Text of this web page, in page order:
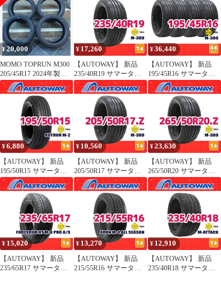
タイヤ オートウェイ
チ 2本セット 夏タイヤ
オートウェイ
タイヤ オートウェイ
¥20,000
MOMO TOPRUN M300
205/45R17 2024年製サ
マータイヤ
¥ 17,260
【AUTOWAY】 新品
235/40R19 サマータイ
ヤ MOMO Tires M-300
19インチ １本売り 夏タ
イヤ オートウェイ
¥36,440
【AUTOWAY】 新品
195/45R16 サマータイ
ヤ MOMO Tires M-300
16インチ 4本セット 夏
タイヤ オートウェイ
¥6,880
【AUTOWAY】 新品
195/50R15 サマータイ
ヤ MOMO Tires
OUTRUN M-2 15インチ
１本売り 夏タイヤ オー
トウェイ
¥ 10,560
【AUTOWAY】 新品
205/50R17 サマータイ
ヤ MOMO Tires M-300
17インチ １本売り 夏タ
イヤ オートウェイ
¥23,630
【AUTOWAY】 新品
265/50R20 サマータイ
ヤ MOMO Tires M-300
20インチ １本売り 夏タ
イヤ オートウェイ
¥ 15,020
【AUTOWAY】 新品
235/65R17 サマータイ
¥ 13,270
【AUTOWAY】 新品
215/55R16 サマータイ
¥ 12,910
【AUTOWAY】 新品
235/40R18 サマータイ